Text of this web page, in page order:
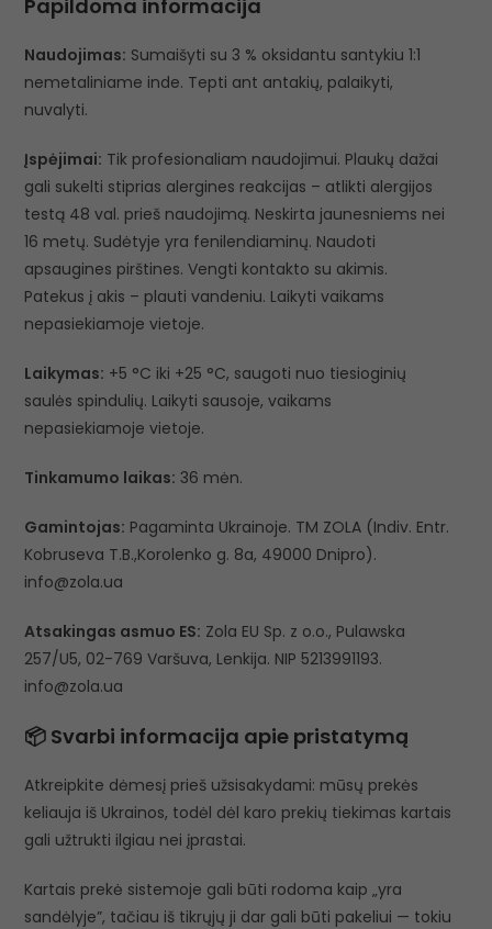
Papildoma informacija
Naudojimas: Sumaišyti su 3 % oksidantu santykiu 1:1
nemetaliniame inde. Tepti ant antakių, palaikyti,
nuvalyti.
Įspėjimai: Tik profesionaliam naudojimui. Plaukų dažai
gali sukelti stiprias alergines reakcijas – atlikti alergijos
testą 48 val. prieš naudojimą. Neskirta jaunesniems nei
16 metų. Sudėtyje yra fenilendiaminų. Naudoti
apsaugines pirštines. Vengti kontakto su akimis.
Patekus į akis – plauti vandeniu. Laikyti vaikams
nepasiekiamoje vietoje.
Laikymas: +5 °C iki +25 °C, saugoti nuo tiesioginių
saulės spindulių. Laikyti sausoje, vaikams
nepasiekiamoje vietoje.
Tinkamumo laikas: 36 mėn.
Gamintojas: Pagaminta Ukrainoje. TM ZOLA (Indiv. Entr.
Kobruseva T.B.,Korolenko g. 8a, 49000 Dnipro).
info@zola.ua
Atsakingas asmuo ES: Zola EU Sp. z o.o., Pulawska
257/U5, 02-769 Varšuva, Lenkija. NIP 5213991193.
info@zola.ua
📦 Svarbi informacija apie pristatymą
Atkreipkite dėmesį prieš užsisakydami: mūsų prekės
keliauja iš Ukrainos, todėl dėl karo prekių tiekimas kartais
gali užtrukti ilgiau nei įprastai.
Kartais prekė sistemoje gali būti rodoma kaip „yra
sandėlyje”, tačiau iš tikrųjų ji dar gali būti pakeliui — tokiu